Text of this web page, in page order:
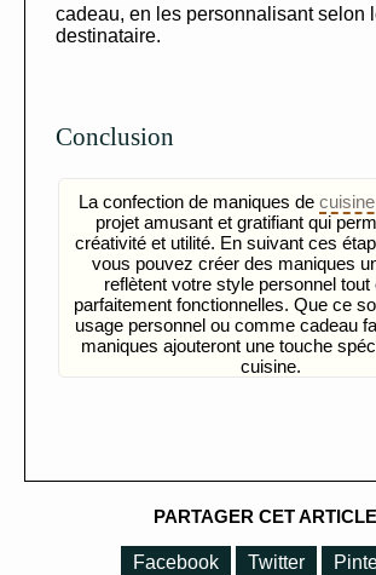
cadeau, en les personnalisant selon
destinataire.
Conclusion
La confection de maniques de
projet amusant et gratifiant qui
créativité et utilité. En suivant ces
vous pouvez créer des maniques
reflètent votre style personnel tout
parfaitement fonctionnelles. Que ce
usage personnel ou comme cadeau
maniques ajouteront une touche
cuisine.
PARTAGER CET
Facebook Twitter